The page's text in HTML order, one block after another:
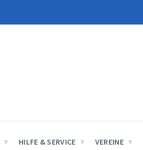
HILFE & SERVICE VEREINE